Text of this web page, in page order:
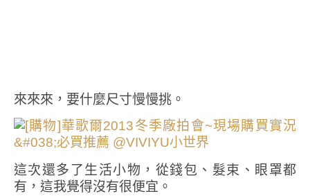
來來來，要什麼尺寸慢慢挑。
這次還多了生活小物，從錢包、髮束、眼罩都
有，這我覺得沒有很便宜。